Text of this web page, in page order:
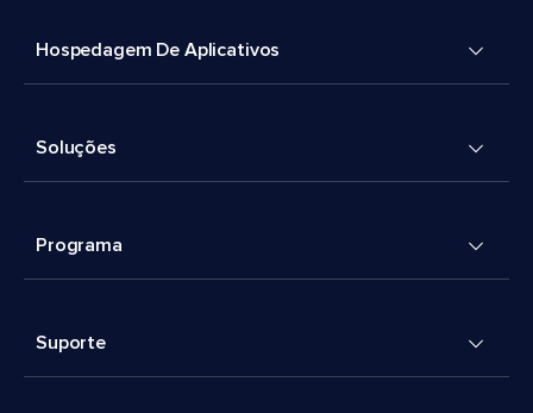
Hospedagem De Aplicativos
Soluções
Programa
Suporte